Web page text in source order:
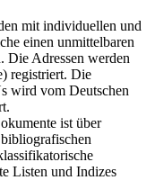
mit individuellen und
einen unmittelbaren
Die Adressen werden
registriert. Die
wird vom Deutschen
ist über
Listen und Indizes